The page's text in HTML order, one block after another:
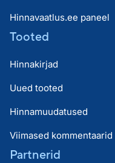
Hinnavaatlus.ee paneel
Tooted
Hinnakirjad
Uued tooted
Hinnamuudatused
Viimased kommentaarid
Partnerid